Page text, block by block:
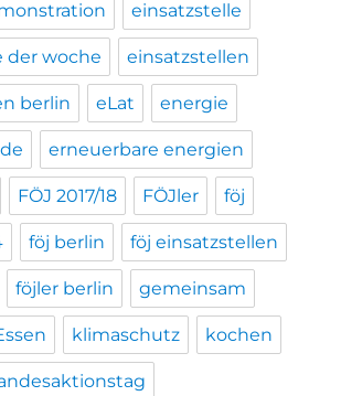
einsatzstelle
der woche einsatzstellen
berlin eLat energie
erneuerbare energien
FÖJ 2017/18 FÖJler föj
föj berlin föj einsatzstellen
föjler berlin gemeinsam
klimaschutz kochen